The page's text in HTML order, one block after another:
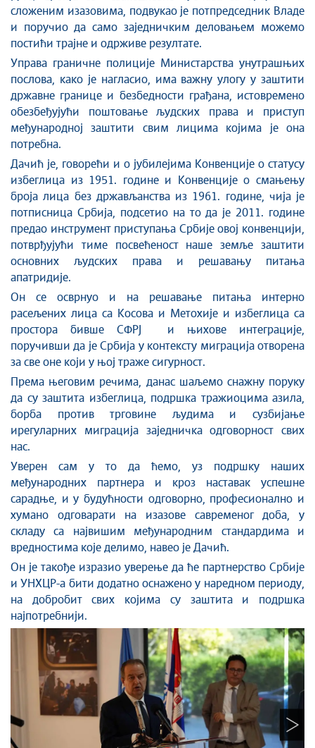
сложеним изазовима, подвукао је потпредседник Владе
и поручио да само заједничким деловањем можемо
постићи трајне и одрживе резултате.
Управа граничне полиције Министарства унутрашњих
послова, како је нагласио, има важну улогу у заштити
државне границе и безбедности грађана, истовремено
обезбеђујући поштовање људских права и приступ
међународној заштити свим лицима којима је она
потребна.
Дачић је, говорећи и о јубилејима Конвенције о статусу
избеглица из 1951. године и Конвенције о смањењу
броја лица без држављанства из 1961. године, чија је
потписница Србија, подсетио на то да је 2011. године
предао инструмент приступања Србије овој конвенцији,
потврђујући тиме посвећеност наше земље заштити
основних људских права и решавању питања
апатридије.
Он се осврнуо и на решавање питања интерно
расељених лица са Косова и Метохије и избеглица са
простора бивше СФРЈ и њихове интеграције,
поручивши да је Србија у контексту миграција отворена
за све оне који у њој траже сигурност.
Према његовим речима, данас шаљемо снажну поруку
да су заштита избеглица, подршка тражиоцима азила,
борба против трговине људима и сузбијање
ирегуларних миграција заједничка одговорност свих
нас.
Уверен сам у то да ћемо, уз подршку наших
међународних партнера и кроз наставак успешне
сарадње, и у будућности одговорно, професионално и
хумано одговарати на изазове савременог доба, у
складу са највишим међународним стандардима и
вредностима које делимо, навео је Дачић.
Он је такође изразио уверење да ће партнерство Србије
и УНХЦР-а бити додатно оснажено у наредном периоду,
на добробит свих којима су заштита и подршка
најпотребнији.